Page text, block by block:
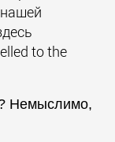
to the
Немыслимо,